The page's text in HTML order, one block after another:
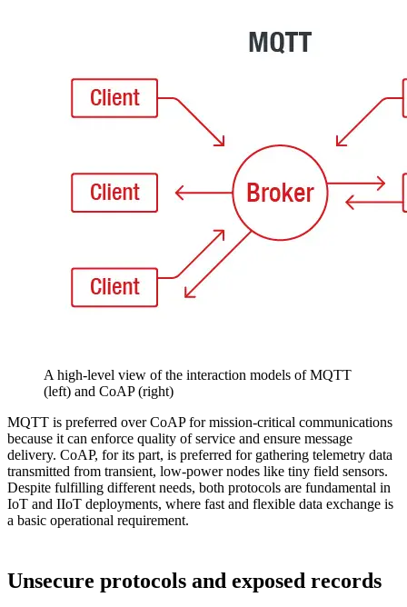
A high-level view of the interaction models of MQTT
(left) and CoAP (right)
MQTT is preferred over CoAP for mission-critical communications
because it can enforce quality of service and ensure message
delivery. CoAP, for its part, is preferred for gathering telemetry data
transmitted from transient, low-power nodes like tiny field sensors.
Despite fulfilling different needs, both protocols are fundamental in
IoT and IIoT deployments, where fast and flexible data exchange is
a basic operational requirement.
Unsecure protocols and exposed records